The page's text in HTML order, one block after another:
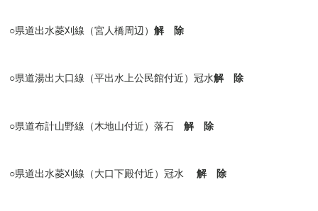
○県道出水菱刈線（宮人橋周辺）解 除
○県道湯出大口線（平出水上公民館付近）冠水解 除
○県道布計山野線（木地山付近）落石 解 除
○県道出水菱刈線（大口下殿付近）冠水 解 除